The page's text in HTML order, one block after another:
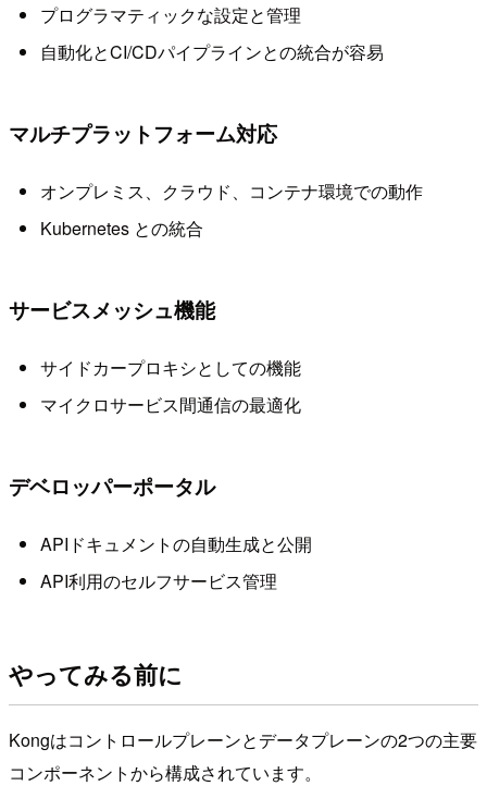
プログラマティックな設定と管理
自動化とCI/CDパイプラインとの統合が容易
マルチプラットフォーム対応
オンプレミス、クラウド、コンテナ環境での動作
Kubernetes との統合
サービスメッシュ機能
サイドカープロキシとしての機能
マイクロサービス間通信の最適化
デベロッパーポータル
APIドキュメントの自動生成と公開
API利用のセルフサービス管理
やってみる前に
Kongはコントロールプレーンとデータプレーンの2つの主要
コンポーネントから構成されています。